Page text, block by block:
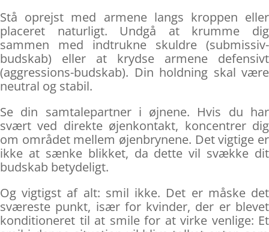
Stå oprejst med armene langs kroppen eller
placeret naturligt. Undgå at krumme dig
sammen med indtrukne skuldre (submissiv-
budskab) eller at krydse armene defensivt
(aggressions-budskab). Din holdning skal være
neutral og stabil.
Se din samtalepartner i øjnene. Hvis du har
svært ved direkte øjenkontakt, koncentrer dig
om området mellem øjenbrynene. Det vigtige er
ikke at sænke blikket, da dette vil svække dit
budskab betydeligt.
Og vigtigst af alt: smil ikke. Det er måske det
sværeste punkt, især for kvinder, der er blevet
konditioneret til at smile for at virke venlige: Et